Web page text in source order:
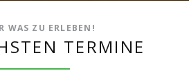
WAS ZU ERLEBEN!
TERMINE